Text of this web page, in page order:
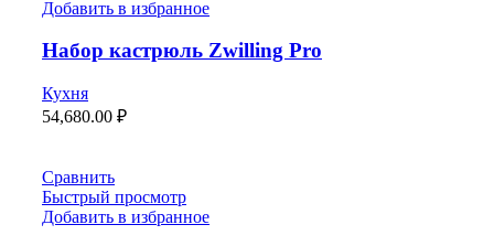
Добавить в избранное
Набор кастрюль Zwilling Pro
Кухня
54,680.00 ₽
Сравнить
Быстрый просмотр
Добавить в избранное